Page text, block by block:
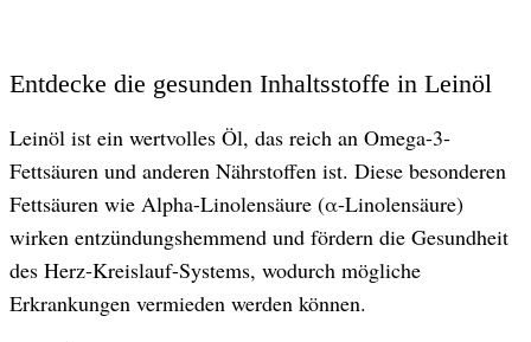
Entdecke die gesunden Inhaltsstoffe in Leinöl
Leinöl ist ein wertvolles Öl, das reich an Omega-3-
Fettsäuren und anderen Nährstoffen ist. Diese besonderen
Fettsäuren wie Alpha-Linolensäure (α-Linolensäure)
wirken entzündungshemmend und fördern die Gesundheit
des Herz-Kreislauf-Systems, wodurch mögliche
Erkrankungen vermieden werden können.